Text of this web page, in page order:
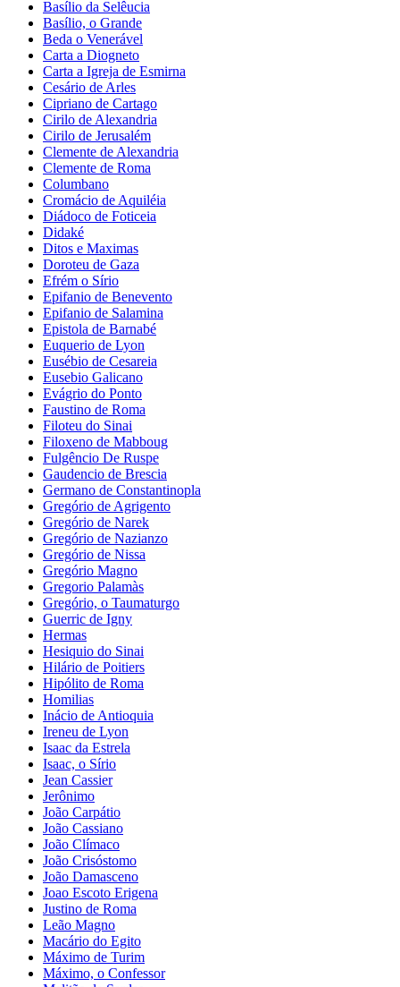
Basílio da Selêucia
Basílio, o Grande
Beda o Venerável
Carta a Diogneto
Carta a Igreja de Esmirna
Cesário de Arles
Cipriano de Cartago
Cirilo de Alexandria
Cirilo de Jerusalém
Clemente de Alexandria
Clemente de Roma
Columbano
Cromácio de Aquiléia
Diádoco de Foticeia
Didaké
Ditos e Maximas
Doroteu de Gaza
Efrém o Sírio
Epifanio de Benevento
Epifanio de Salamina
Epistola de Barnabé
Euquerio de Lyon
Eusébio de Cesareia
Eusebio Galicano
Evágrio do Ponto
Faustino de Roma
Filoteu do Sinai
Filoxeno de Mabboug
Fulgêncio De Ruspe
Gaudencio de Brescia
Germano de Constantinopla
Gregório de Agrigento
Gregório de Narek
Gregório de Nazianzo
Gregório de Nissa
Gregório Magno
Gregorio Palamàs
Gregório, o Taumaturgo
Guerric de Igny
Hermas
Hesiquio do Sinai
Hilário de Poitiers
Hipólito de Roma
Homilias
Inácio de Antioquia
Ireneu de Lyon
Isaac da Estrela
Isaac, o Sírio
Jean Cassier
Jerônimo
João Carpátio
João Cassiano
João Clímaco
João Crisóstomo
João Damasceno
Joao Escoto Erigena
Justino de Roma
Leão Magno
Macário do Egito
Máximo de Turim
Máximo, o Confessor